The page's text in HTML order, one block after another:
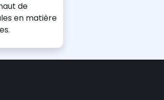
de
en matière